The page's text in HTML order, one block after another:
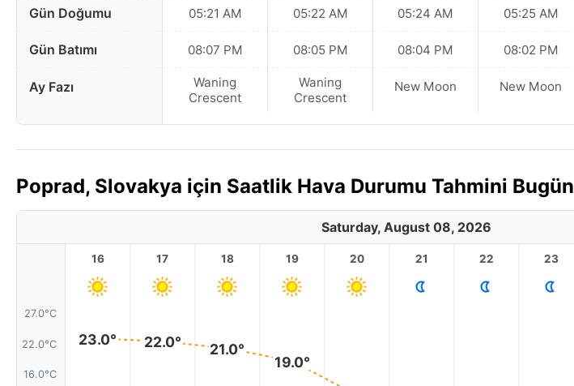
Gün Doğumu
Gün Batımı
Ay Fazı
05:21 AM
08:07 PM
Waning
Crescent
05:22 AM
08:05 PM
Waning
Crescent
05:24 AM
08:04 PM
New Moon
05:25 AM
08:02 PM
New Moon
Poprad, Slovakya için Saatlik Hava Durumu Tahmini Bugün
Saturday, August 08, 2026
27.0°C
22.0°C
16.0°C
16
23.0°
17
22.0°
18
21.0°
19
19.0°
20 21 22 23